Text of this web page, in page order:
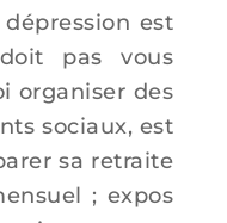
est
pas vous
organiser des
sociaux, est
sa retraite
; expos